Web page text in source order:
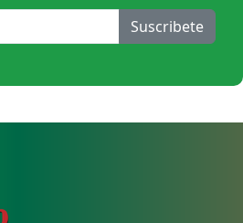
Suscribete